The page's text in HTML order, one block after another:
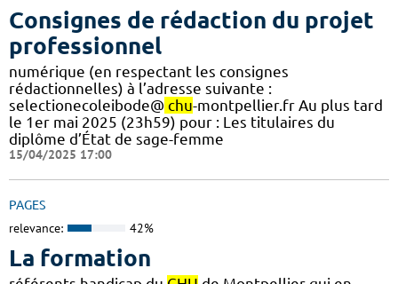
Consignes de rédaction du projet
professionnel
numérique (en respectant les consignes
rédactionnelles) à l’adresse suivante :
selectionecoleibode@ chu-montpellier.fr Au plus tard
le 1er mai 2025 (23h59) pour : Les titulaires du
diplôme d’État de sage-femme
15/04/2025 17:00
PAGES
relevance: 42%
La formation